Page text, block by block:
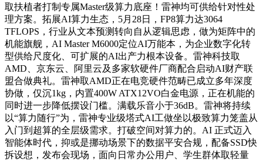
取扶植者打制专属Master级算力底座！雷神均可供给针对性处
理方案。拓展AI算力生态，5月28日，FP8算力达3064
TFLOPS，行业从文本预测转向自从逻辑思虑，做为矩阵中的
机能旗舰，AI Master M6000定位AI万能本，为企业数字化转
型供给尺度化、可扩展的AI出产力根本设备。雷神科技取
AMD、京东云、阿里云及多家软硬件厂商配合启动AI财产联
盟合做典礼。雷神取AMD正在电竞硬件范畴已成立多年深度
协做，仅沉1kg，内置400W ATX12VO白金电源，正在机能的
同时进一步降低摆设门槛。满载乐音小于36dB。雷神将持续
以“算力随行”为，雷神专业级塔式AI工做坐以极致算力笼盖从
入门到超算的全层级需求。打破空间对算力的。AI 正式迈入
智能体时代，抑或是挪动场景下的数据平安合规，配备SSD快
拆设想，发布会现场，面向日常办公用户、学生群体取轻量